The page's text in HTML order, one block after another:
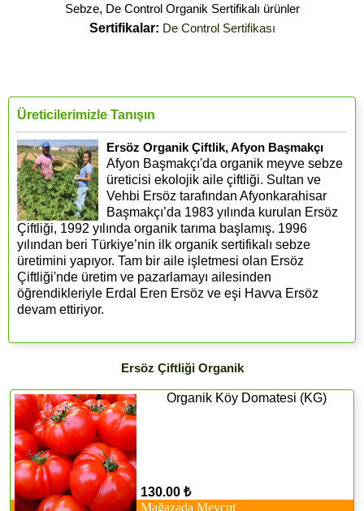
Sebze, De Control Organik Sertifikalı ürünler
Sertifikalar: De Control Sertifikası
Üreticilerimizle Tanışın
Ersöz Organik Çiftlik, Afyon Başmakçı
Afyon Başmakçı'da organik meyve sebze
üreticisi ekolojik aile çiftliği. Sultan ve
Vehbi Ersöz tarafından Afyonkarahisar
Başmakçı’da 1983 yılında kurulan Ersöz
Çiftliği, 1992 yılında organik tarıma başlamış. 1996
yılından beri Türkiye’nin ilk organik sertifikalı sebze
üretimini yapıyor. Tam bir aile işletmesi olan Ersöz
Çiftliği'nde üretim ve pazarlamayı ailesinden
öğrendikleriyle Erdal Eren Ersöz ve eşi Havva Ersöz
devam ettiriyor.
Ersöz Çiftliği Organik
Organik Köy Domatesi (KG)
130.00 ₺
Mağazada Mevcut